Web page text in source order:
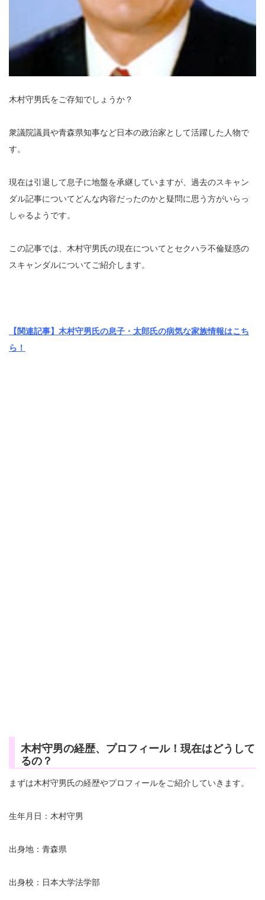
木村守男氏をご存知でしょうか？
衆議院議員や青森県知事など日本の政治家として活躍した人物で
す。
現在は引退して息子に地盤を承継していますが、過去のスキャン
ダル記事についてどんな内容だったのかと疑問に思う方がいらっ
しゃるようです。
この記事では、木村守男氏の現在についてとセクハラ不倫疑惑の
スキャンダルについてご紹介します。
【関連記事】木村守男氏の息子・太郎氏の病気な家族情報はこち
ら！
木村守男の経歴、プロフィール！現在はどうして
るの？
まずは木村守男氏の経歴やプロフィールをご紹介していきます。
生年月日：木村守男
出身地：青森県
出身校：日本大学法学部